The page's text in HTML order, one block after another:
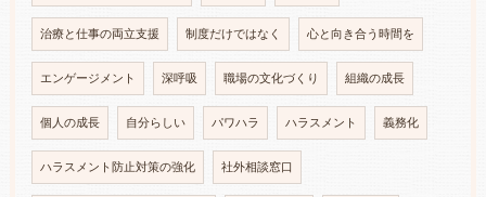
治療と仕事の両立支援 制度だけではなく 心と向き合う時間を
エンゲージメント 深呼吸 職場の文化づくり 組織の成長
個人の成長 自分らしい パワハラ ハラスメント 義務化
ハラスメント防止対策の強化 社外相談窓口